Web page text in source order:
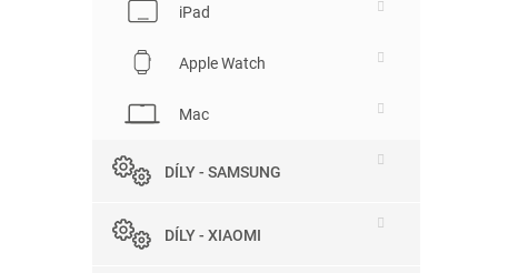
iPad
Apple Watch
Mac
DÍLY - SAMSUNG
DÍLY - XIAOMI